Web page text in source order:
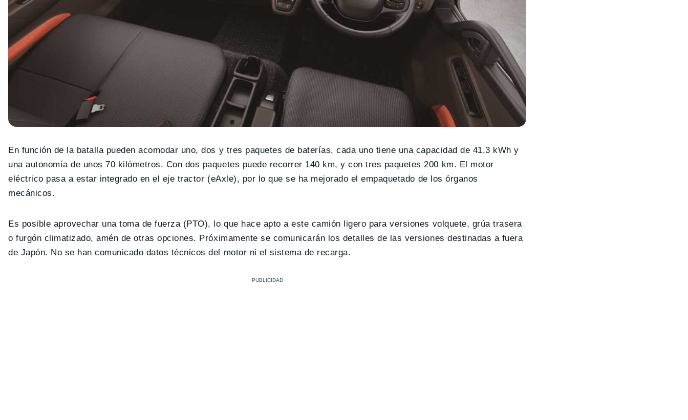
En función de la batalla pueden acomodar uno, dos y tres paquetes de baterías, cada uno tiene una capacidad de 41,3 kWh y
una autonomía de unos 70 kilómetros. Con dos paquetes puede recorrer 140 km, y con tres paquetes 200 km. El motor
eléctrico pasa a estar integrado en el eje tractor (eAxle), por lo que se ha mejorado el empaquetado de los órganos
mecánicos.
Es posible aprovechar una toma de fuerza (PTO), lo que hace apto a este camión ligero para versiones volquete, grúa trasera
o furgón climatizado, amén de otras opciones. Próximamente se comunicarán los detalles de las versiones destinadas a fuera
de Japón. No se han comunicado datos técnicos del motor ni el sistema de recarga.